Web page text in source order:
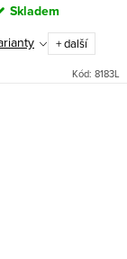
Skladem
+ další
Kód: 8183L